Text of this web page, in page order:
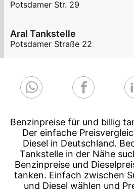
Potsdamer Str. 29
Aral Tankstelle
Potsdamer Straße 22
Benzinpreise für und billig
Der einfache
Diesel in Deutschland.
Tankstelle in der Nähe
Benzinpreise und
tanken. Einfach zwischen
und Diesel wählen und